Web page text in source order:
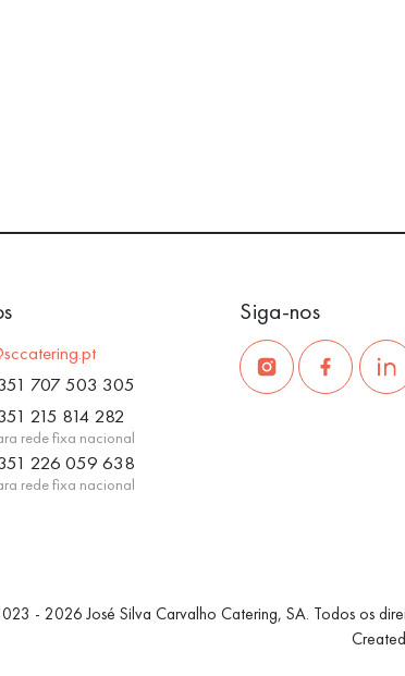
707 503 305
215 814 282
rede fixa nacional
226 059 638
rede fixa nacional
Siga-nos
- 2026 José Silva Carvalho Catering, SA. Todos os